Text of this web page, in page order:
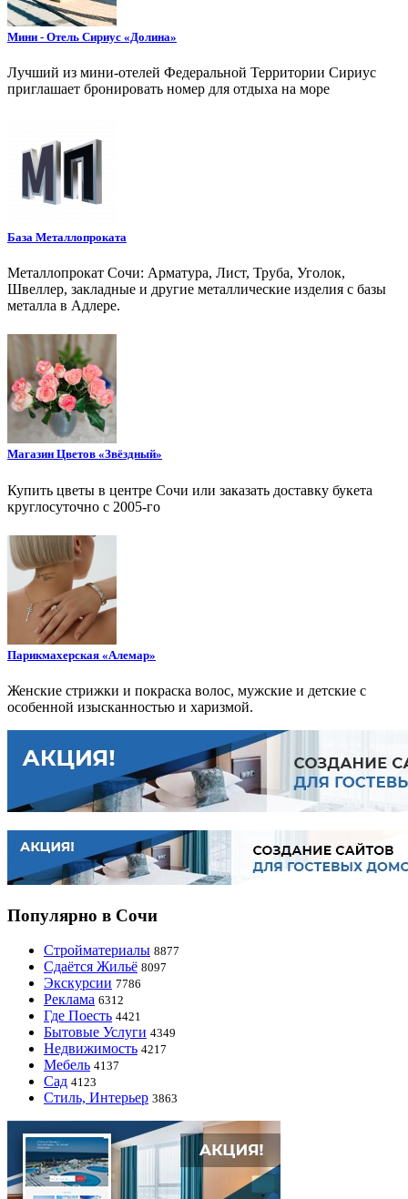
Мини - Отель Сириус «Долина»
Лучший из мини-отелей Федеральной Территории Сириус
приглашает бронировать номер для отдыха на море
База Металлопроката
Металлопрокат Сочи: Арматура, Лист, Труба, Уголок,
Швеллер, закладные и другие металлические изделия с базы
металла в Адлере.
Магазин Цветов «Звёздный»
Купить цветы в центре Сочи или заказать доставку букета
круглосуточно с 2005-го
Парикмахерская «Алемар»
Женские стрижки и покраска волос, мужские и детские с
особенной изысканностью и харизмой.
Популярно в Сочи
Стройматериалы 8877
Сдаётся Жильё 8097
Экскурсии 7786
Реклама 6312
Где Поесть 4421
Бытовые Услуги 4349
Недвижимость 4217
Мебель 4137
Сад 4123
Стиль, Интерьер 3863